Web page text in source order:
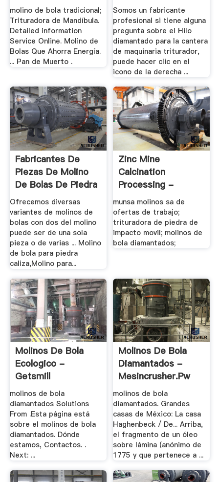
molino de bola tradicional;
Trituradora de Mandíbula.
Detailed information
Service Online. Molino de
Bolas Que Ahorra Energía.
... Pan de Muerto .
Somos un fabricante
profesional si tiene alguna
pregunta sobre el Hilo
diamantado para la cantera
de maquinaria triturador,
puede hacer clic en el
icono de la derecha ...
Fabricantes De
Piezas De Molino
De Bolas De Piedra
Ofrecemos diversas
variantes de molinos de
bolas con dos del molino
puede ser de una sola
pieza o de varias ... Molino
de bola para piedra
caliza,Molino para...
Zinc Mine
Calcination
Processing -
Bluegrassmd.us
munsa molinos sa de
ofertas de trabajo;
trituradora de piedra de
impacto movil; molinos de
bola diamantados;
Molinos De Bola
Ecologico -
Getsmill
molinos de bola
diamantados Solutions
From .Esta página está
sobre el molinos de bola
diamantados. Dónde
estamos, Contactos. .
Next: ...
Molinos De Bola
Diamantados -
Mesincrusher.pw
molinos de bola
diamantados. Grandes
casas de México: La casa
Haghenbeck / De... Arriba,
el fragmento de un óleo
sobre lámina (anónimo de
1775 y que pertenece a ...